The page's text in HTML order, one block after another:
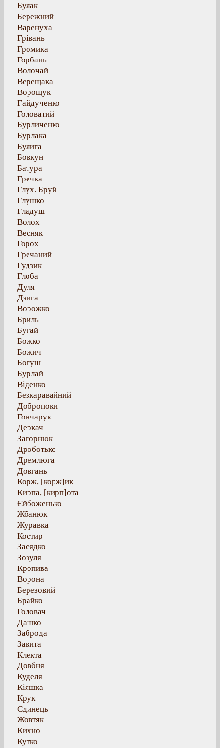
Булак
Бережний
Варенуха
Грівань
Громика
Горбань
Волочай
Верещака
Ворощук
Гайдученко
Головатий
Бурличенко
Бурлака
Булига
Бовкун
Батура
Гречка
Глух. Бруй
Глушко
Гладуш
Волох
Весняк
Горох
Гречаний
Гудзик
Глоба
Дуля
Дзига
Ворожко
Бриль
Бугай
Божко
Божич
Богуш
Бурлай
Віденко
Безкаравайний
Добропоки
Гончарук
Деркач
Загорнюк
Дроботько
Дремлюга
Довгань
Корж, [корж]ик
Кирпа, [кирп]ота
Єйбоженько
Жбанюк
Журавка
Костир
Засядко
Зозуля
Кропива
Ворона
Березовий
Брайко
Головач
Дашко
Заброда
Завита
Клекта
Довбня
Куделя
Кіяшка
Крук
Єдинець
Жовтяк
Кихно
Кутко